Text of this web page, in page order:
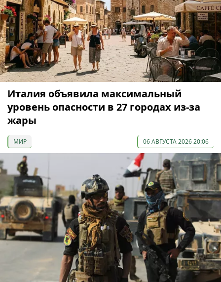
Италия объявила максимальный
уровень опасности в 27 городах из-за
жары
МИР 06 АВГУСТА 2026 20:06